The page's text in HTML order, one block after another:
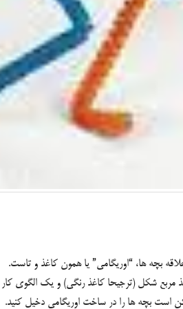
بچه ها، “اوریگامی” یا همون کاغذ و تاست.
مربع شکل (ترجیحا کاغذ رنگی) و یک الگوی
است بچه ها را در ساخت اوریگامی دخیل کنید.